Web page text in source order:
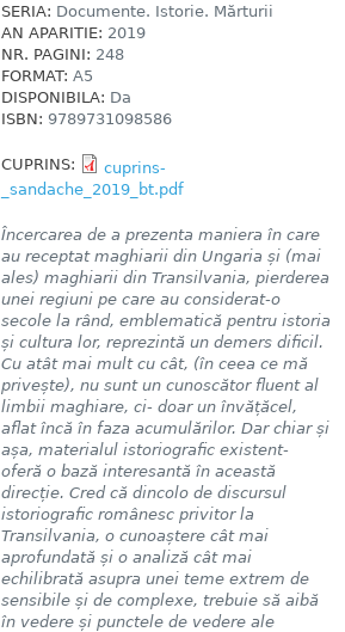
SERIA: Documente. Istorie. Mărturii
AN APARITIE: 2019
NR. PAGINI: 248
FORMAT: A5
DISPONIBILA: Da
ISBN: 9789731098586
CUPRINS:
cuprins-
_sandache_2019_bt.pdf
Încercarea de a prezenta maniera în care
au receptat maghiarii din Ungaria și (mai
ales) maghiarii din Transilvania, pierderea
unei regiuni pe care au considerat-o
secole la rând, emblematică pentru istoria
și cultura lor, reprezintă un demers dificil.
Cu atât mai mult cu cât, (în ceea ce mă
privește), nu sunt un cunoscător fluent al
limbii maghiare, ci- doar un învățăcel,
aflat încă în faza acumulărilor. Dar chiar și
așa, materialul istoriografic existent-
oferă o bază interesantă în această
direcție. Cred că dincolo de discursul
istoriografic românesc privitor la
Transilvania, o cunoaștere cât mai
aprofundată și o analiză cât mai
echilibrată asupra unei teme extrem de
sensibile și de complexe, trebuie să aibă
în vedere și punctele de vedere ale